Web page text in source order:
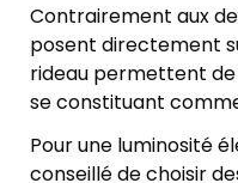
Contrairement aux
posent directement
rideau permettent
se constituant
Pour une luminosité
conseillé de choisir